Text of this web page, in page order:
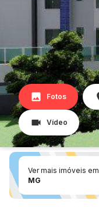
Fotos
Vídeo
Ver mais imóveis em
MG